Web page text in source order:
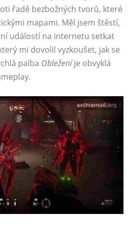
řadě bezbožných tvorů, které
mapami. Měl jsem štěstí,
událostí na internetu setkat
mi dovolil vyzkoušet, jak se
palba Obleženíje obvyklá